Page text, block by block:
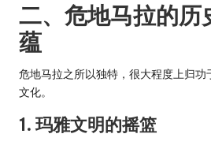
二、危地马拉的历
蕴
危地马拉之所以独特，很大程度上归功
文化。
1. 玛雅文明的摇篮